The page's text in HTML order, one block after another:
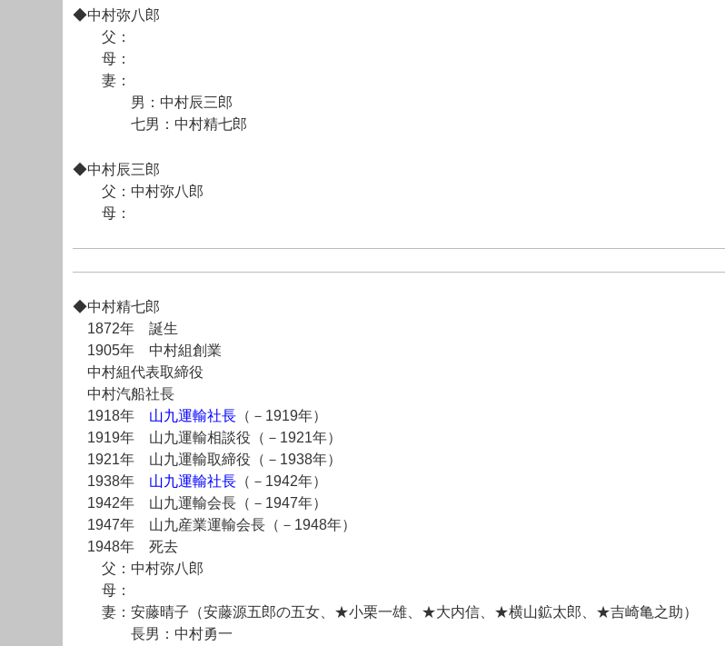
◆中村弥八郎
父：
母：
妻：
男：中村辰三郎
七男：中村精七郎
◆中村辰三郎
父：中村弥八郎
母：
◆中村精七郎
1872年 誕生
1905年 中村組創業
中村組代表取締役
中村汽船社長
1918年 山九運輸社長 （－1919年）
1919年 山九運輸相談役（－1921年）
1921年 山九運輸取締役（－1938年）
1938年 山九運輸社長 （－1942年）
1942年 山九運輸会長（－1947年）
1947年 山九産業運輸会長（－1948年）
1948年 死去
父：中村弥八郎
母：
妻：安藤晴子（安藤源五郎の五女、★小栗一雄、★大内信、★横山鉱太郎、★吉崎亀之助）
長男：中村勇一